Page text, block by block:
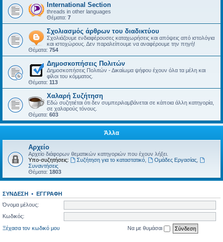
International Section
threads in other languages
Θέματα: 7
Σχολιασμός άρθρων του διαδικτύου
Σχολιάζουμε ενδιαφέρουσες καταχωρήσεις και απόψεις από ιστολόγια
και ιστοχώρους. Δεν παραλείπουμε να αναφέρουμε την πηγή!
Θέματα: 754
Δημοσκοπήσεις Πολιτών
Δημοσκοπήσεις Πολιτών - Δικαίωμα ψήφου έχουν όλα τα μέλη και
φίλοι του κόμματος.
Θέματα: 113
Χαλαρή Συζήτηση
Εδώ συζητιέται ότι δεν συμπεριλαμβάνεται σε κάποια άλλη κατηγορία,
σε χαλαρούς τόνους.
Θέματα: 603
Άλλα
Αρχείο
Αρχείο διάφορων θεματικών κατηγοριών που έχουν λήξει.
Υπο-συζητήσεις:
Συζήτηση για το καταστατικό, Ομάδες Εργασίας,
Συναντήσεις
Θέματα: 1803
ΣΎΝΔΕΣΗ • ΕΓΓΡΑΦΉ
Όνομα μέλους:
Κωδικός:
Ξέχασα τον κωδικό μου
Να με θυμάσαι